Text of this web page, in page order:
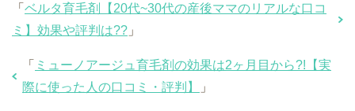
「 ベルタ育毛剤【20代~30代の産後ママのリアルな口コ
ミ】効果や評判は?? 」
「 ミューノアージュ育毛剤の効果は2ヶ月目から?!【実
際に使った人の口コミ・評判】
」